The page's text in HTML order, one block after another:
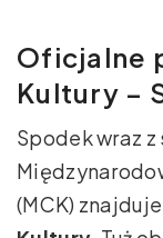
Oficjalne
Kultury –
Spodek wraz
(MCK)